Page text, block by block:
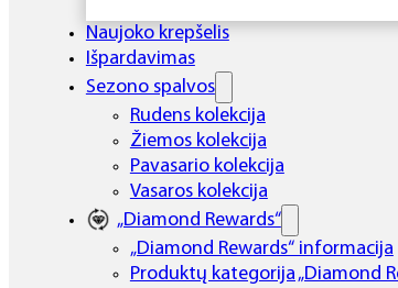
Elektros prietaisai
Higiena
Atributika
Rinkiniai
Naujoko krepšelis
Išpardavimas
Sezono spalvos
Rudens kolekcija
Žiemos kolekcija
Pavasario kolekcija
Vasaros kolekcija
„Diamond Rewards“
„Diamond Rewards“ informacija
Produktų kategorija „Diamond